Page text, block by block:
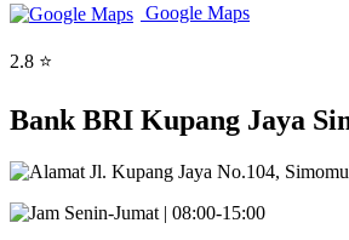
Google Maps
2.8 ⭐
Bank BRI Kupang Jaya
Jl. Kupang Jaya No.104,
Senin-Jumat | 08:00-15:00